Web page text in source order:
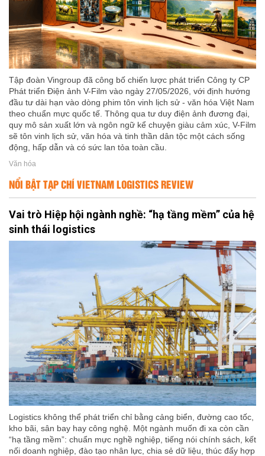
Tập đoàn Vingroup đã công bố chiến lược phát triển Công ty CP
Phát triển Điện ảnh V-Film vào ngày 27/05/2026, với định hướng
đầu tư dài hạn vào dòng phim tôn vinh lịch sử - văn hóa Việt Nam
theo chuẩn mực quốc tế. Thông qua tư duy điện ảnh đương đại,
quy mô sản xuất lớn và ngôn ngữ kể chuyện giàu cảm xúc, V-Film
sẽ tôn vinh lịch sử, văn hóa và tinh thần dân tộc một cách sống
động, hấp dẫn và có sức lan tỏa toàn cầu.
Văn hóa
NỔI BẬT TẠP CHÍ VIETNAM LOGISTICS REVIEW
Vai trò Hiệp hội ngành nghề: “hạ tầng mềm” của hệ
sinh thái logistics
Logistics không thể phát triển chỉ bằng cảng biển, đường cao tốc,
kho bãi, sân bay hay công nghệ. Một ngành muốn đi xa còn cần
“hạ tầng mềm”: chuẩn mực nghề nghiệp, tiếng nói chính sách, kết
nối doanh nghiệp, đào tạo nhân lực, chia sẻ dữ liệu, thúc đẩy hợp